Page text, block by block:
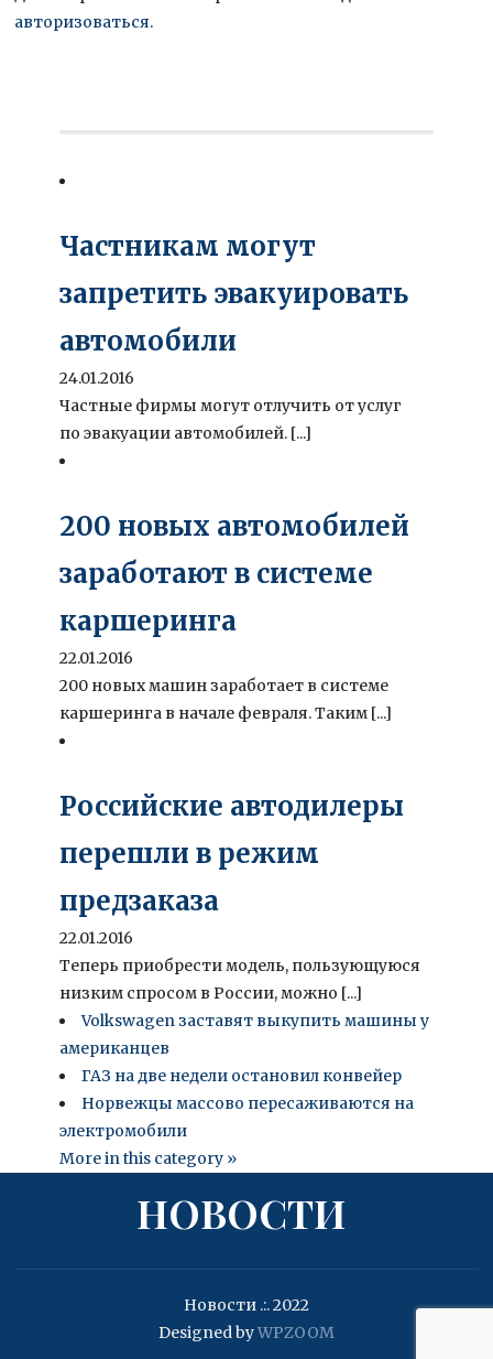
авторизоваться.
Частникам могут
запретить эвакуировать
автомобили
24.01.2016
Частные фирмы могут отлучить от услуг
по эвакуации автомобилей. [...]
200 новых автомобилей
заработают в системе
каршеринга
22.01.2016
200 новых машин заработает в системе
каршеринга в начале февраля. Таким [...]
Российские автодилеры
перешли в режим
предзаказа
22.01.2016
Теперь приобрести модель, пользующуюся
низким спросом в России, можно [...]
Volkswagen заставят выкупить машины у
американцев
ГАЗ на две недели остановил конвейер
Норвежцы массово пересаживаются на
электромобили
More in this category »
НОВОСТИ
Новости .:. 2022
Designed byWPZOOM